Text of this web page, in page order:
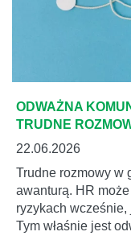
ODWAŻNA
TRUDNE
22.06.2026
Trudne rozmowy w
awanturą. HR
ryzykach wcześnie,
Tym właśnie jest